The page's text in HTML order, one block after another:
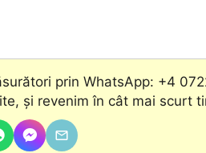
prin WhatsApp: +4
şi revenim în cât mai scurt